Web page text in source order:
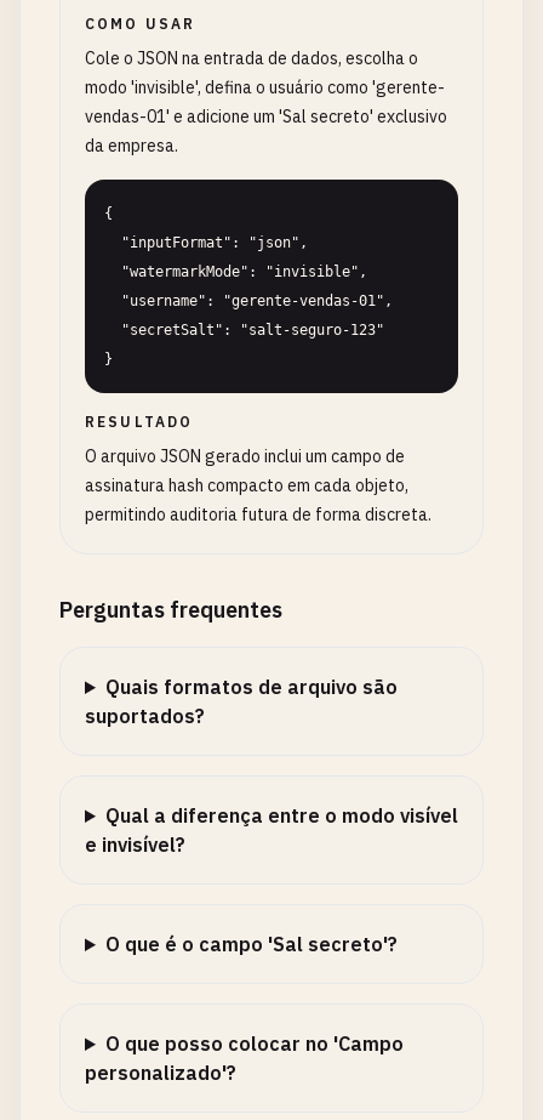
COMO USAR
Cole o JSON na entrada de dados, escolha o
modo 'invisible', defina o usuário como 'gerente-
vendas-01' e adicione um 'Sal secreto' exclusivo
da empresa.
{
}
RESULTADO
O arquivo JSON gerado inclui um campo de
assinatura hash compacto em cada objeto,
permitindo auditoria futura de forma discreta.
Perguntas frequentes
Quais formatos de arquivo são
suportados?
Qual a diferença entre o modo visível
e invisível?
O que é o campo 'Sal secreto'?
O que posso colocar no 'Campo
personalizado'?